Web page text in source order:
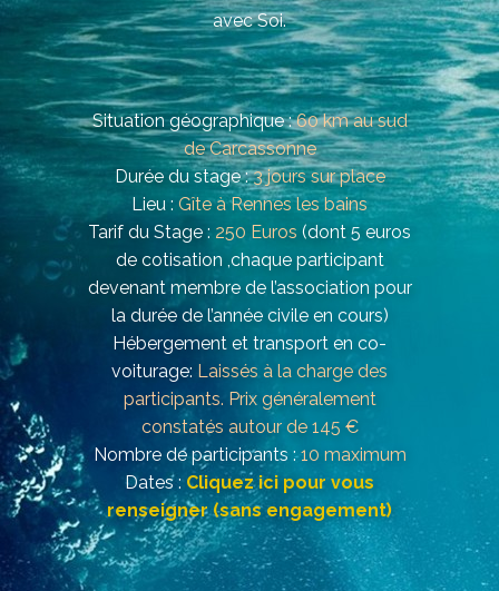
avec Soi.
Situation géographique :60 km au sud
de Carcassonne
Durée du stage :3 jours sur place
Lieu : Gîte à Rennes les bains
Tarif du Stage : 250 Euros (dont 5 euros
de cotisation ,chaque participant
devenant membre de l’association pour
la durée de l’année civile en cours)
Hébergement et transport en co-
voiturage: Laissés à la charge des
participants. Prix généralement
constatés autour de 145 €
Nombre de participants :10 maximum
Dates : Cliquez ici pour vous
renseigner (sans engagement)